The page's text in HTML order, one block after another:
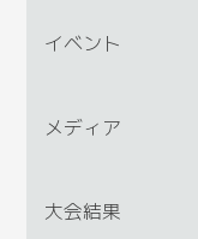
イベント
メディア
大会結果